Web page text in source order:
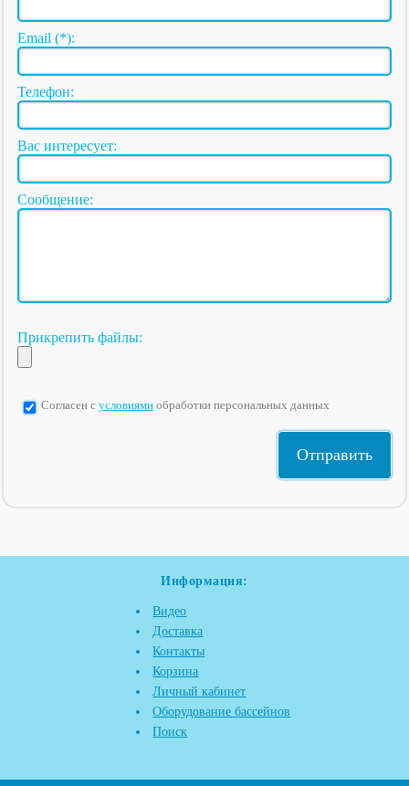
Email (*):
Телефон:
Вас интересует:
Сообщение:
Прикрепить файлы:
Согласен с условиями обработки персональных данных
Информация:
Видео
Доставка
Контакты
Корзина
Личный кабинет
Оборудование бассейнов
Поиск